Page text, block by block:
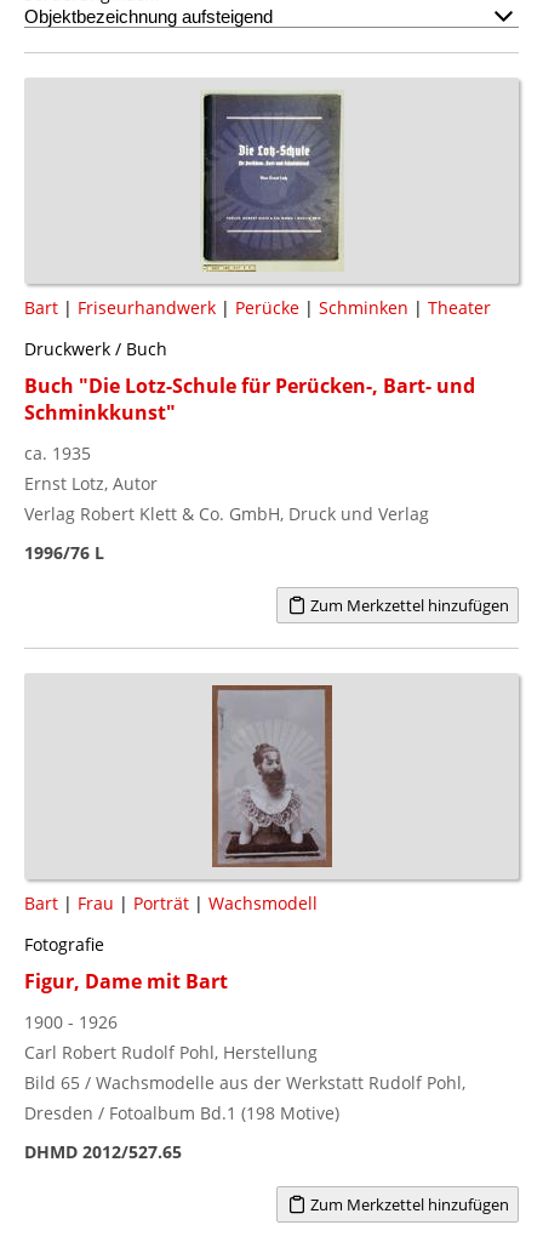
Bart | Friseurhandwerk | Perücke | Schminken | Theater
Druckwerk / Buch
Buch "Die Lotz-Schule für Perücken-, Bart- und
Schminkkunst"
ca. 1935
Ernst Lotz, Autor
Verlag Robert Klett & Co. GmbH, Druck und Verlag
1996/76 L
Zum Merkzettel hinzufügen
Bart | Frau | Porträt | Wachsmodell
Fotografie
Figur, Dame mit Bart
1900 - 1926
Carl Robert Rudolf Pohl, Herstellung
Bild 65 / Wachsmodelle aus der Werkstatt Rudolf Pohl,
Dresden / Fotoalbum Bd.1 (198 Motive)
DHMD 2012/527.65
Zum Merkzettel hinzufügen